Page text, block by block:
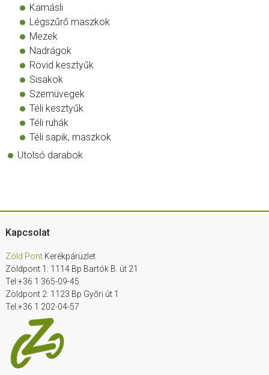
Kamásli
Légszűrő maszkok
Mezek
Nadrágok
Rövid kesztyűk
Sisakok
Szemüvegek
Téli kesztyűk
Téli ruhák
Téli sapik, maszkok
Utolsó darabok
Footer
Kapcsolat
Zöld PontKerékpárüzlet
Zöldpont 1: 1114 Bp Bartók B. út 21
Tel:+36 1 365-09-45
Zöldpont 2: 1123 Bp Győri út 1
Tel:+36 1 202-04-57